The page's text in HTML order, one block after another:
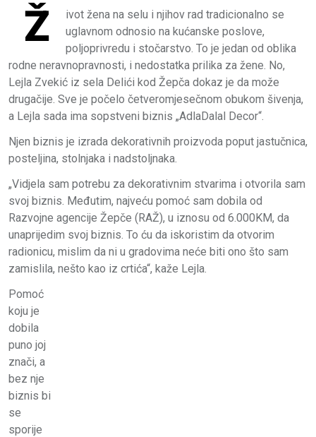
Ž
ivot žena na selu i njihov rad tradicionalno se
uglavnom odnosio na kućanske poslove,
poljoprivredu i stočarstvo. To je jedan od oblika
rodne neravnopravnosti, i nedostatka prilika za žene. No,
Lejla Zvekić iz sela Delići kod Žepča dokaz je da može
drugačije. Sve je počelo četveromjesečnom obukom šivenja,
a Lejla sada ima sopstveni biznis „AdlaDalal Decor“.
Njen biznis je izrada dekorativnih proizvoda poput jastučnica,
posteljina, stolnjaka i nadstoljnaka.
„Vidjela sam potrebu za dekorativnim stvarima i otvorila sam
svoj biznis. Međutim, najveću pomoć sam dobila od
Razvojne agencije Žepče (RAŽ), u iznosu od 6.000KM, da
unaprijedim svoj biznis. To ću da iskoristim da otvorim
radionicu, mislim da ni u gradovima neće biti ono što sam
zamislila, nešto kao iz crtića“, kaže Lejla.
Pomoć
koju je
dobila
puno joj
znači, a
bez nje
biznis bi
se
sporije